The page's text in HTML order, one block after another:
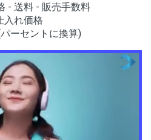
- 送料 - 販売手数料
入れ価格
ーセントに換算)